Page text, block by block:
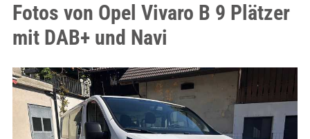
Fotos von Opel Vivaro B 9 Plätzer
mit DAB+ und Navi